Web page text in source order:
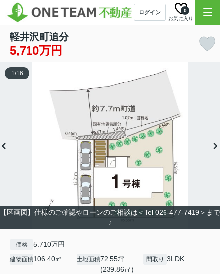
ログイン
お気に入り
0
軽井沢町追分
5,710万円
【区画図】仕様のご確認やローンのご相談は＜Tel 026-477-7419＞まで
♪
1/16
価格 5,710万円
建物面積106.40㎡ 土地面積72.55坪
(239.86㎡)
間取り 3LDK